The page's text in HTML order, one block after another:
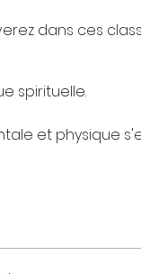
dans ces
spirituelle.
et physique
jusqu'à vous.